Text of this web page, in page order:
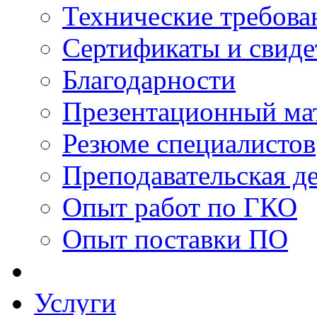
Технические
Сертификаты и
Благодарности
Презентационный
Резюме специалистов
Преподавательская
Опыт работ по ГКО
Опыт поставки ПО
Услуги